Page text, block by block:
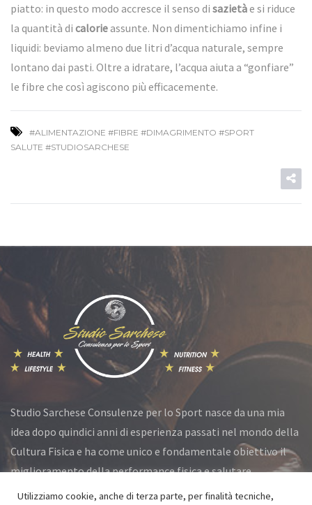
piatto: in questo modo accresce il senso di sazietàe si riduce
la quantità di calorieassunte. Non dimentichiamo infine i
liquidi: beviamo almeno due litri d’acqua naturale, sempre
lontano dai pasti. Oltre a idratare, l’acqua aiuta a “gonfiare”
le fibre che così agiscono più efficacemente.
#ALIMENTAZIONE #FIBRE #DIMAGRIMENTO #SPORT
SALUTE #STUDIOSARCHESE
Studio Sarchese Consulenze per lo Sport nasce da una mia
idea dopo quindici anni di esperienza passati nel mondo della
Cultura Fisica e ha come unico e fondamentale obiettivo il
miglioramento della performance fisica e salutare.
Utilizziamo cookie, anche di terza parte, per finalità tecniche,